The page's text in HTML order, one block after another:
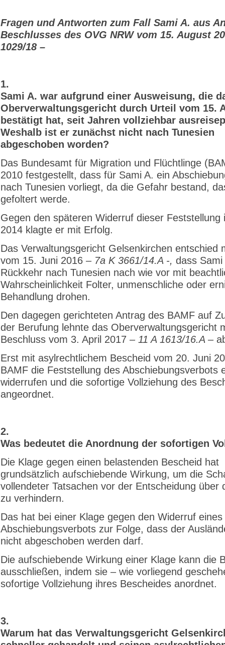
Fragen und Antworten zum Fall Sami A. aus
Beschlusses des OVG NRW vom 15. August
1029/18 –
1.
Sami A. war aufgrund einer Ausweisung, die
Oberverwaltungsgericht durch Urteil vom 15.
bestätigt hat, seit Jahren vollziehbar
Weshalb ist er zunächst nicht nach Tunesien
abgeschoben worden?
Das Bundesamt für Migration und Flüchtlinge
2010 festgestellt, dass für Sami A. ein
nach Tunesien vorliegt, da die Gefahr bestand,
gefoltert werde.
Gegen den späteren Widerruf dieser Feststellung
2014 klagte er mit Erfolg.
Das Verwaltungsgericht Gelsenkirchen entschied
vom 15. Juni 2016 – 7a K 3661/14.A -, dass
Rückkehr nach Tunesien nach wie vor mit
Wahrscheinlichkeit Folter, unmenschliche oder
Behandlung drohen.
Den dagegen gerichteten Antrag des BAMF auf
der Berufung lehnte das Oberverwaltungsgericht
Beschluss vom 3. April 2017 – 11 A 1613/16.A –
Erst mit asylrechtlichem Bescheid vom 20. Juni
BAMF die Feststellung des Abschiebungsverbots
widerrufen und die sofortige Vollziehung des
angeordnet.
2.
Was bedeutet die Anordnung der sofortigen
Die Klage gegen einen belastenden Bescheid hat
grundsätzlich aufschiebende Wirkung, um die
vollendeter Tatsachen vor der Entscheidung über
zu verhindern.
Das hat bei einer Klage gegen den Widerruf eines
Abschiebungsverbots zur Folge, dass der
nicht abgeschoben werden darf.
Die aufschiebende Wirkung einer Klage kann die
ausschließen, indem sie – wie vorliegend
sofortige Vollziehung ihres Bescheides anordnet.
3.
Warum hat das Verwaltungsgericht